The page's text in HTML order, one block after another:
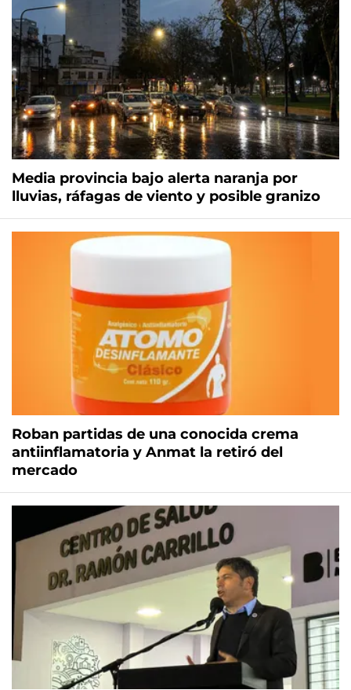
Media provincia bajo alerta naranja por
lluvias, ráfagas de viento y posible granizo
Roban partidas de una conocida crema
antiinflamatoria y Anmat la retiró del
mercado